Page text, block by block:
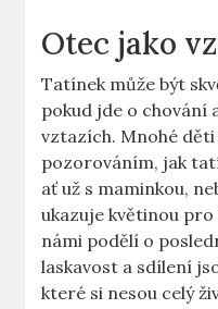
Otec jako
Tatínek může​ být
pokud jde o ‍chování
vztazích. Mnohé
pozorováním, jak
ať už s maminkou,
ukazuje květinou
námi podělí o
laskavost a sdílení
které si ‍nesou celý